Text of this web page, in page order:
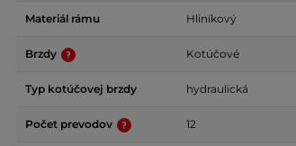
Materiál rámu Hliníkový
Brzdy Kotúčové
Typ kotúčovej brzdy hydraulická
Počet prevodov 12